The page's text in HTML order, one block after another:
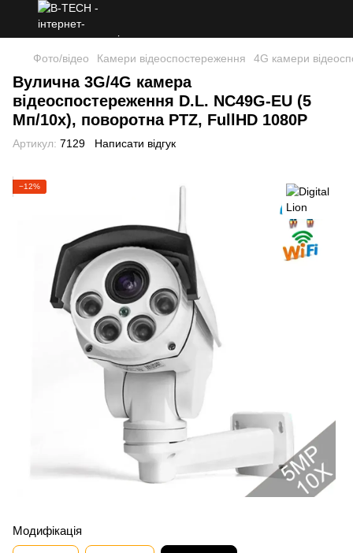
Фото/відео Камери відеоспостереження 4G камери
Вулична 3G/4G камера
відеоспостереження D.L. NC49G-EU (5
Мп/10x), поворотна PTZ, FullHD 1080P
Артикул: 7129 Написати відгук
−12%
Модифікація